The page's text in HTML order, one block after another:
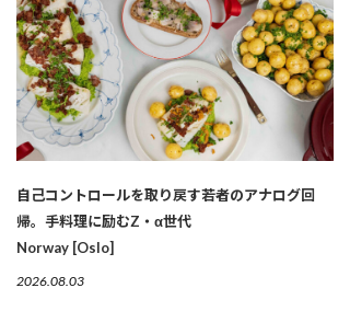
自己コントロールを取り戻す若者のアナログ回
帰。手料理に励むZ・α世代
Norway [Oslo]
2026.08.03